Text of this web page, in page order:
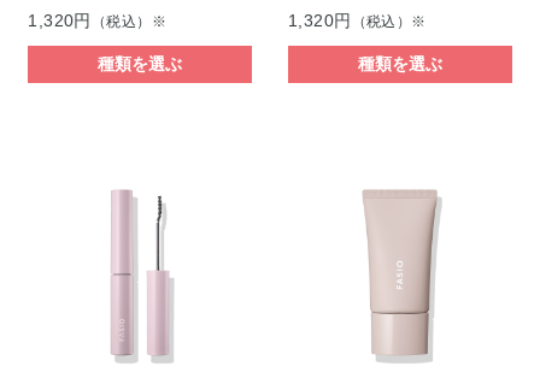
1,320円 （税込）※
種類を選ぶ
1,320円 （税込）※
種類を選ぶ